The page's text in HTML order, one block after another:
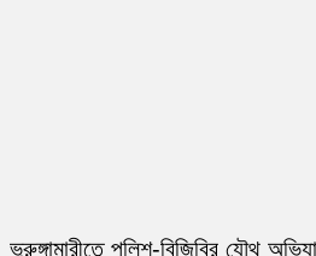
ভূরুঙ্গামারীতে পুলিশ-বিজিবির যৌথ